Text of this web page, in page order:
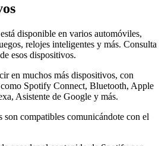
disponible en varios automóviles,
relojes inteligentes y más. Consulta
esos dispositivos.
en muchos más dispositivos, con
Spotify Connect, Bluetooth, Apple
Asistente de Google y más.
son compatibles comunicándote con el